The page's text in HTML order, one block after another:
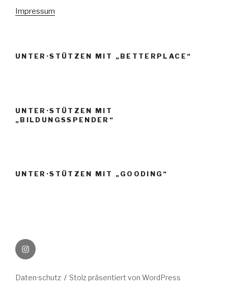
Impressum
UNTER·STÜTZEN MIT „BETTERPLACE“
UNTER·STÜTZEN MIT
„BILDUNGSSPENDER“
UNTER·STÜTZEN MIT „GOODING“
Instagram
Daten·schutz Stolz präsentiert von WordPress